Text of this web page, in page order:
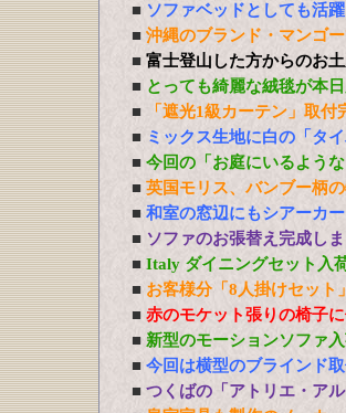
■ ソファベッドとしても活
■ 沖縄のブランド・マンゴ
■ 富士登山した方からのお
■ とっても綺麗な絨毯が本
■
「遮光1級カーテン」取
■ ミックス生地に白の「タ
■ 今回の「お庭にいるよう
■ 英国モリス、バンブー柄
■ 和室の窓辺にもシアーカ
■ ソファのお張替え完成し
■ Italy ダイニングセット入
■ お客様分「8人掛けセット
■ 赤のモケット張りの椅子
■ 新型のモーションソファ
■ 今回は横型のブラインド
■ つくばの「アトリエ・ア